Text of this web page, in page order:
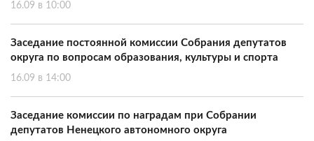
16.09 в 10:00
Заседание постоянной комиссии Собрания депутатов
округа по вопросам образования, культуры и спорта
16.09 в 14:00
Заседание комиссии по наградам при Собрании
депутатов Ненецкого автономного округа